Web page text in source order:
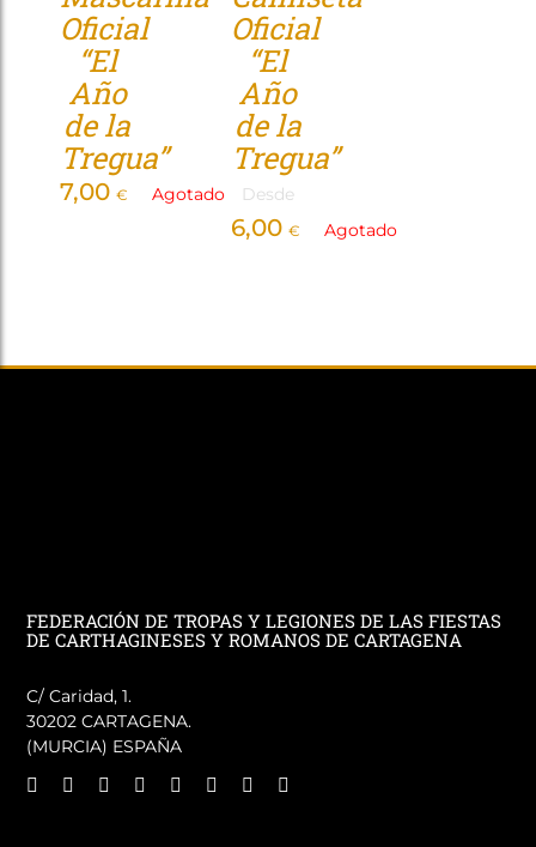
Oficial
“El
Año
de la
Tregua”
7,00 € Agotado
Oficial
“El
Año
de la
Tregua”
Desde
6,00 € Agotado
FEDERACIÓN DE TROPAS Y LEGIONES DE LAS FIESTAS
DE CARTHAGINESES Y ROMANOS DE CARTAGENA
C/ Caridad, 1.
30202 CARTAGENA.
(MURCIA) ESPAÑA